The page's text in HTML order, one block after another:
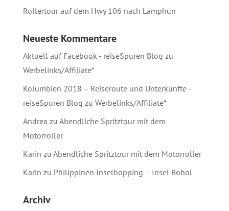
Rollertour auf dem Hwy 106 nach Lamphun
Neueste Kommentare
Aktuell auf Facebook - reiseSpuren Blog zu
Werbelinks/Affiliate*
Kolumbien 2018 – Reiseroute und Unterkünfte -
reiseSpuren Blog zu Werbelinks/Affiliate*
Andrea zu Abendliche Spritztour mit dem
Motorroller
Karin zu Abendliche Spritztour mit dem Motorroller
Karin zu Philippinen Inselhopping – Insel Bohol
Archiv